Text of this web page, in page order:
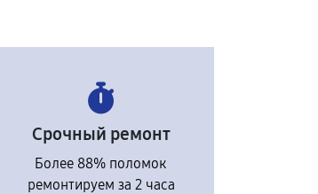
Срочный ремонт
Более 88% поломок
ремонтируем за 2 часа